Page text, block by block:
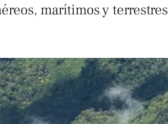
marítimos y terrestres